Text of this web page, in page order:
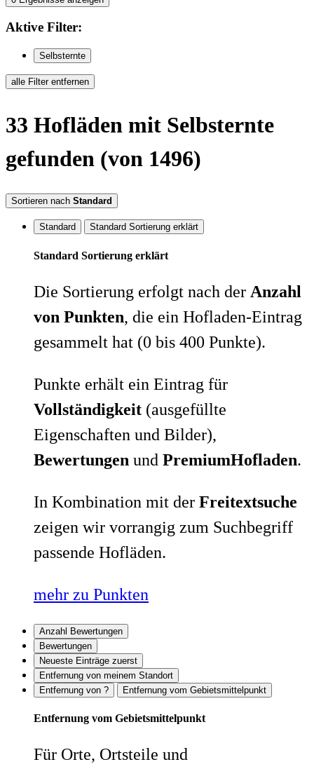
Aktive Filter:
Selbsternte
alle Filter entfernen
33 Hofläden mit Selbsternte
gefunden (von 1496)
Sortieren nach Standard
Standard Standard Sortierung erklärt
Standard Sortierung erklärt
Die Sortierung erfolgt nach der Anzahl
von Punkten, die ein Hofladen-Eintrag
gesammelt hat (0 bis 400 Punkte).
Punkte erhält ein Eintrag für
Vollständigkeit (ausgefüllte
Eigenschaften und Bilder),
Bewertungen und PremiumHofladen.
In Kombination mit der Freitextsuche
zeigen wir vorrangig zum Suchbegriff
passende Hofläden.
mehr zu Punkten
Anzahl Bewertungen
Bewertungen
Neueste Einträge zuerst
Entfernung von meinem Standort
Entfernung von ?
Entfernung vom Gebietsmittelpunkt
Entfernung vom Gebietsmittelpunkt
Für Orte, Ortsteile und